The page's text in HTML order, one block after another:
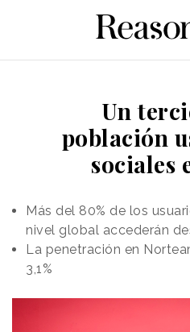
Un
población
sociales
Más del 80% de los
nivel global accederán
La penetración en
3,1%